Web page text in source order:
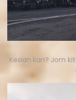
Kesian kan? Jom